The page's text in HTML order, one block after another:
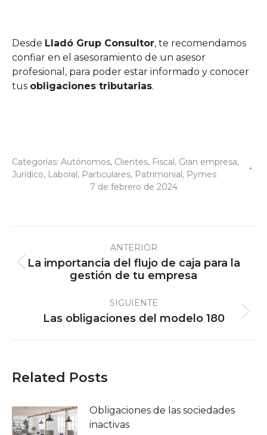
Desde Lladó Grup Consultor, te recomendamos
confiar en el asesoramiento de un asesor
profesional, para poder estar informado y conocer
tus obligaciones tributarias.
Categorías: Autónomos, Clientes, Fiscal, Gran empresa,
Jurídico, Laboral, Particulares, Patrimonial, Pymes
7 de febrero de 2024
entre
publicaciones
ANTERIOR
Publicación
anterior:
La importancia del flujo de caja para la
gestión de tu empresa
SIGUIENTE
Publicación
Las obligaciones del modelo 180
Related Posts
Obligaciones de las sociedades
inactivas